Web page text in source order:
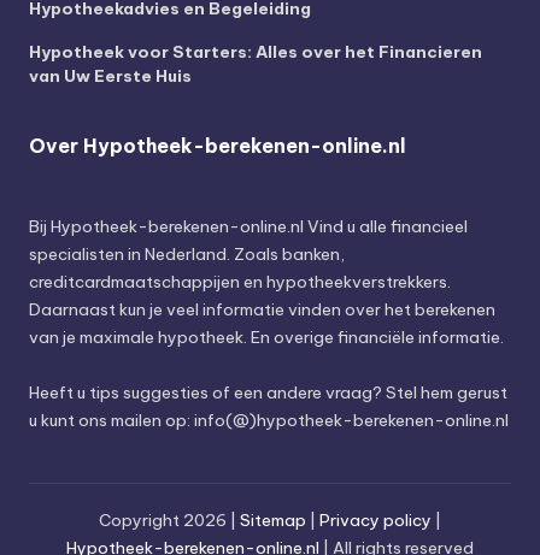
Hypotheekadvies en Begeleiding
Hypotheek voor Starters: Alles over het Financieren
van Uw Eerste Huis
Over Hypotheek-berekenen-online.nl
Bij Hypotheek-berekenen-online.nl Vind u alle financieel
specialisten in Nederland. Zoals banken,
creditcardmaatschappijen en hypotheekverstrekkers.
Daarnaast kun je veel informatie vinden over het berekenen
van je maximale hypotheek. En overige financiële informatie.
Heeft u tips suggesties of een andere vraag? Stel hem gerust
u kunt ons mailen op: info(@)hypotheek-berekenen-online.nl
Copyright 2026 | Sitemap Privacy policy
Hypotheek-berekenen-online.nl | All rights reserved